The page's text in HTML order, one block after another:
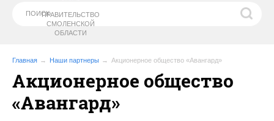
ПРАВИТЕЛЬСТВО
СМОЛЕНСКОЙ
ОБЛАСТИ
МИНИСТЕРСТВО
ОБРАЗОВАНИЯ И
НАУКИ СМОЛЕНСКОЙ ОБЛАСТИ
Главная Наши партнеры Акционерное общество «Авангард»
Акционерное общество
«Авангард»